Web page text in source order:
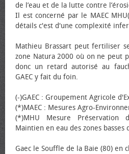
de l’eau et de la lutte contre
Il est concerné par le MAEC
détails c'est d'une complexité
Mathieu Brassart peut fertiliser
zone Natura 2000 où on ne peut
donc un retard autorisé au
GAEC y fait du foin.
(-)GAEC : Groupement Agricole
(*)MAEC : Mesures Agro-
(*)MHU Mesure
Maintien en eau des zones basses
Gaec le Souffle de la Baie (80) en